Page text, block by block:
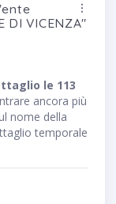
DI VICENZA"
le 113
ancora più
nome della
temporale